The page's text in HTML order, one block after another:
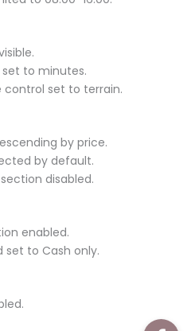
to minutes.
control set to terrain.
by price.
by default.
disabled.
enabled.
to Cash only.